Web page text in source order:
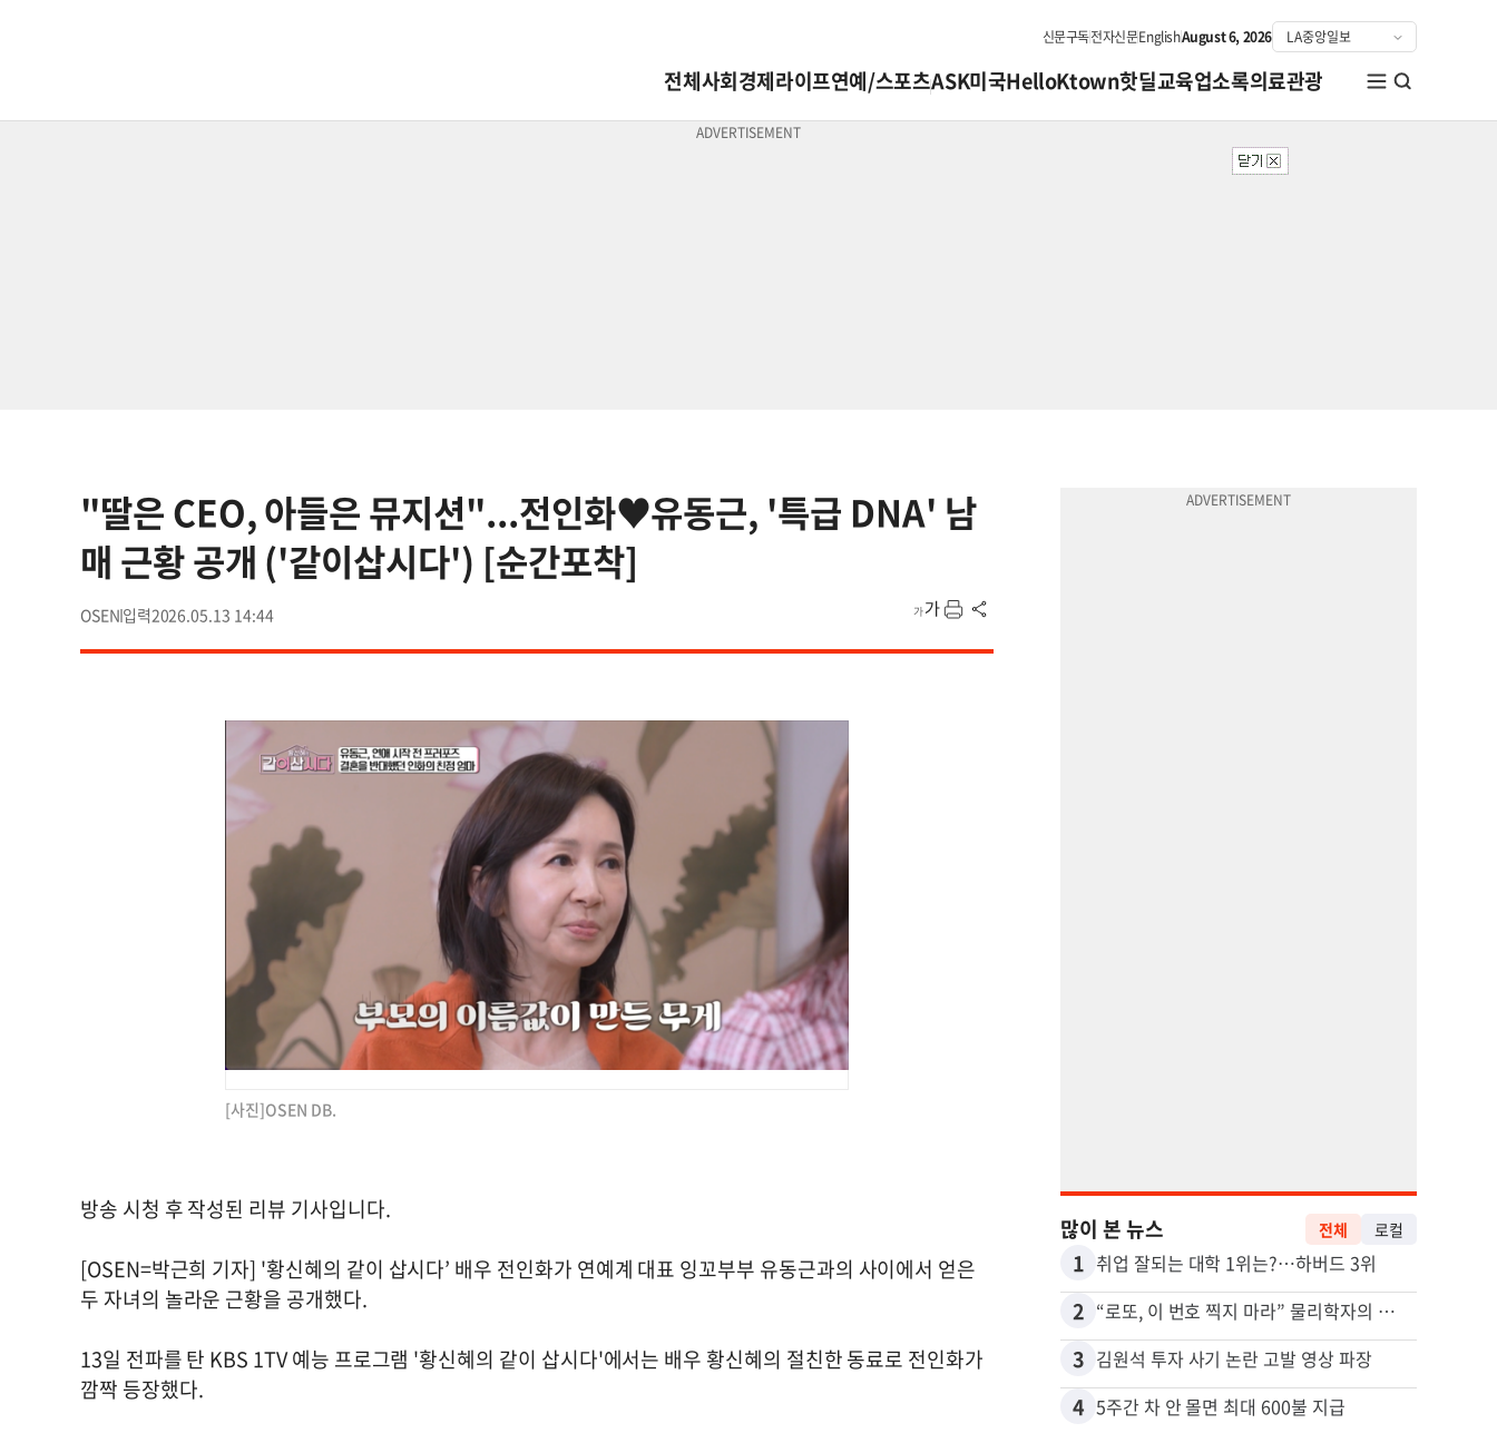
신문구독전자신문EnglishAugust 6, 2026
전체사회경제라이프연예/스포츠ASK미국HelloKtown핫딜교육업소록의료관광
"딸은 CEO, 아들은 뮤지션"...전인화♥유동근, '특급 DNA' 남
매 근황 공개 ('같이삽시다') [순간포착]
OSEN 2026.05.13 14:44
[사진]OSEN DB.
방송 시청 후 작성된 리뷰 기사입니다.
[OSEN=박근희 기자] '황신혜의 같이 삽시다’ 배우 전인화가 연예계 대표 잉꼬부부 유동근과의 사이에서 얻은
두 자녀의 놀라운 근황을 공개했다.
13일 전파를 탄 KBS 1TV 예능 프로그램 '황신혜의 같이 삽시다'에서는 배우 황신혜의 절친한 동료로 전인화가
깜짝 등장했다.
많이 본 뉴스 전체 로컬
1 취업 잘되는 대학 1위는?…하버드 3위
2 “로또, 이 번호 찍지 마라” 물리학자의 당첨금 높이는 비밀
3 김원석 투자 사기 논란 고발 영상 파장
4 5주간 차 안 몰면 최대 600불 지급